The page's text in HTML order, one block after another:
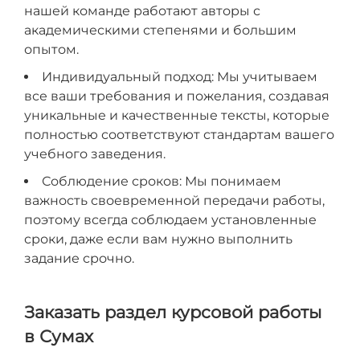
нашей команде работают авторы с
академическими степенями и большим
опытом.
Индивидуальный подход: Мы учитываем
все ваши требования и пожелания, создавая
уникальные и качественные тексты, которые
полностью соответствуют стандартам вашего
учебного заведения.
Соблюдение сроков: Мы понимаем
важность своевременной передачи работы,
поэтому всегда соблюдаем установленные
сроки, даже если вам нужно выполнить
задание срочно.
Заказать раздел курсовой работы
в Сумах